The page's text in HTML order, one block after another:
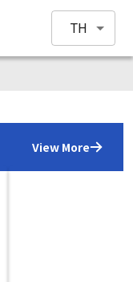
TH
View More